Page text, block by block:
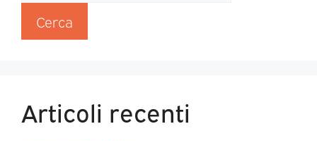
Cerca
Articoli recenti